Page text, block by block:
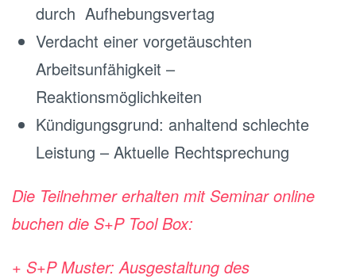
durch Aufhebungsvertag
Verdacht einer vorgetäuschten
Arbeitsunfähigkeit –
Reaktionsmöglichkeiten
Kündigungsgrund: anhaltend schlechte
Leistung – Aktuelle Rechtsprechung
Die Teilnehmer erhalten mit Seminar online
buchen die S+P Tool Box:
+ S+P Muster: Ausgestaltung des